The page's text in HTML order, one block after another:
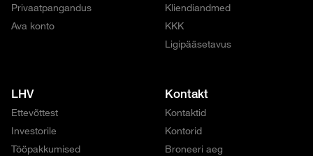
Privaatpangandus
Ava konto
Kliendiandmed
KKK
Ligipääsetavus
LHV
Ettevõttest
Investorile
Tööpakkumised
Kontakt
Kontaktid
Kontorid
Broneeri aeg